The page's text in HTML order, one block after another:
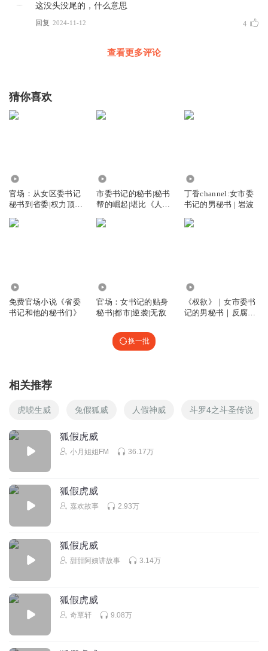
这没头没尾的，什么意思
回复 2024-11-12 4
查看更多评论
猜你喜欢
官场：从女区委书记
秘书到省委|权力顶
市委书记的秘书|秘书
帮的崛起|堪比《人民
丁香channel:女市委
书记的男秘书 | 岩波
免费官场小说《省委
书记和他的秘书们》
官场：女书记的贴身
秘书|都市|逆袭|无敌
《权欲》｜女市委书
记的男秘书｜反腐小
换一批
相关推荐
虎唬生威 兔假狐威 人假神威 斗罗4之斗圣传说
狐假虎威
小月姐姐FM 36.17万
狐假虎威
嘉欢故事 2.93万
狐假虎威
甜甜阿姨讲故事 3.14万
狐假虎威
奇覃轩 9.08万